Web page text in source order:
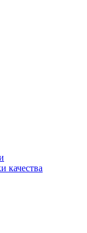
качества